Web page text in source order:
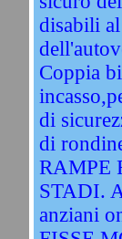
disabili
Coppia
di
di
RAMPE
STADI.
anziani